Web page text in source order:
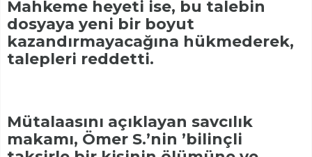
Mahkeme heyeti ise, bu talebin
dosyaya yeni bir boyut
kazandırmayacağına hükmederek,
talepleri reddetti.
Mütalaasını açıklayan savcılık
makamı, Ömer S.’nin ’bilinçli